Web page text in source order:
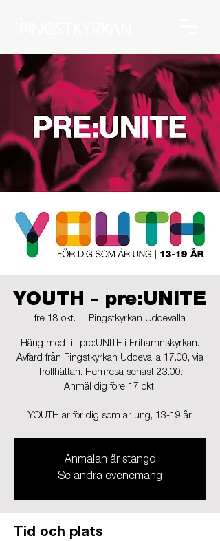
YOUTH - pre:UNITE
fre 18 okt. Pingstkyrkan Uddevalla
Häng med till pre:UNITE i Frihamnskyrkan.
Avfärd från Pingstkyrkan Uddevalla 17.00, via
Trollhättan. Hemresa senast 23.00.
Anmäl dig före 17 okt.
YOUTH är för dig som är ung, 13-19 år.
Anmälan är stängd
Se andra evenemang
Tid och plats